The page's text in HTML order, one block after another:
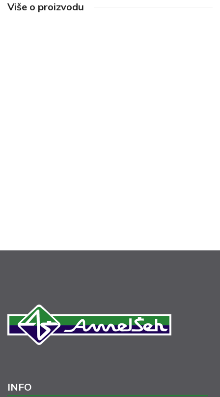
Više o proizvodu
INFO